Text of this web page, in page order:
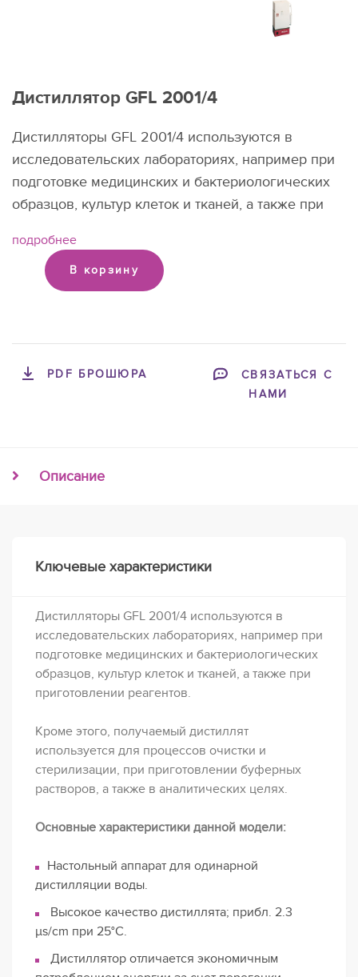
Дистиллятор GFL 2001/4
Дистилляторы GFL 2001/4 используются в
исследовательских лабораториях, например при
подготовке медицинских и бактериологических
образцов, культур клеток и тканей, а также при
подробнее
В корзину
PDF БРОШЮРА
СВЯЗАТЬСЯ С
НАМИ
Описание
Ключевые характеристики
Дистилляторы GFL 2001/4 используются в
исследовательских лабораториях, например при
подготовке медицинских и бактериологических
образцов, культур клеток и тканей, а также при
приготовлении реагентов.
Кроме этого, получаемый дистиллят
используется для процессов очистки и
стерилизации, при приготовлении буферных
растворов, а также в аналитических целях.
Основные характеристики данной модели:
Настольный аппарат для одинарной
дистилляции воды.
Высокое качество дистиллята; прибл. 2.3
µs/cm при 25°C.
Дистиллятор отличается экономичным